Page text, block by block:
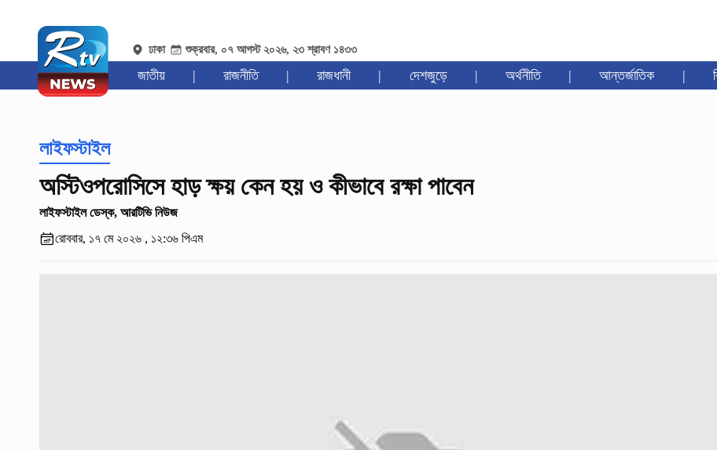
ঢাকা শুক্রবার, ০৭ আগস্ট ২০২৬, ২৩ শ্রাবণ ১৪৩৩
জাতীয় | রাজনীতি | রাজধানী | দেশজুড়ে | অর্থনীতি | আন্তর্জাতিক |
লাইফস্টাইল
অস্টিওপরোসিসে হাড় ক্ষয় কেন হয় ও কীভাবে রক্ষা পাবেন
লাইফস্টাইল ডেস্ক, আরটিভি নিউজ
রোববার, ১৭ মে ২০২৬ , ১২:৩৬ পিএম